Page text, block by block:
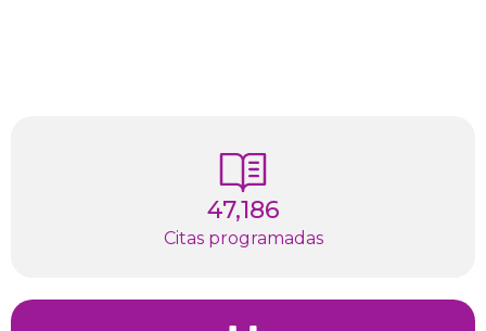
47,186
Citas programadas